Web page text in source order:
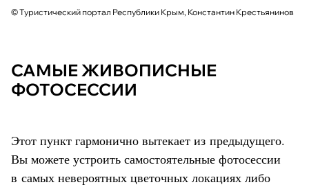
© Туристический портал Республики Крым, Константин Крестьянинов
САМЫЕ ЖИВОПИСНЫЕ
ФОТОСЕССИИ
Этот пункт гармонично вытекает из предыдущего.
Вы можете устроить самостоятельные фотосессии
в самых невероятных цветочных локациях либо